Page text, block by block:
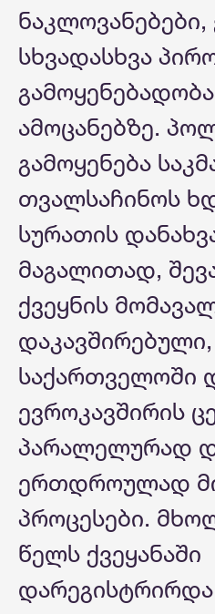
სხვადასხვა
ამოცანებზე.
გამოყენება
თვალსაჩინოს
სურათის
მაგალითად,
ქვეყნის
დაკავშირებული,
საქართველოში
ევროკავშირის
პარალელურად
ერთდროულად
პროცესები.
წელს ქვეყანაში
დარეგისტრირდა